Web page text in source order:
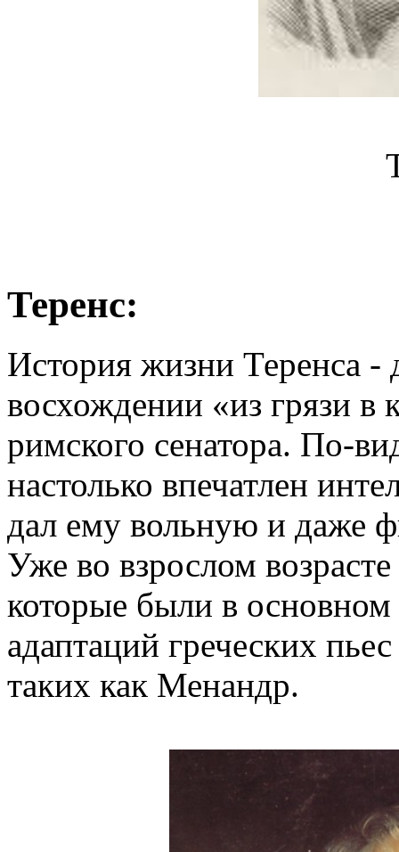
Теренс:
История жизни Теренса -
восхождении «из грязи в
римского сенатора. По-
настолько впечатлен
дал ему вольную и даже
Уже во взрослом
которые были в
адаптаций греческих
таких как Менандр.